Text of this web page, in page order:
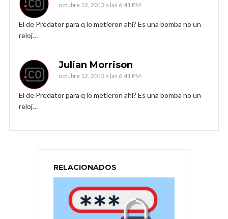
octubre 12, 2013 a las 6:41 PM
El de Predator para q lo metieron ahi? Es una bomba no un
reloj…
Julian Morrison
octubre 12, 2013 a las 6:41 PM
El de Predator para q lo metieron ahi? Es una bomba no un
reloj…
RELACIONADOS